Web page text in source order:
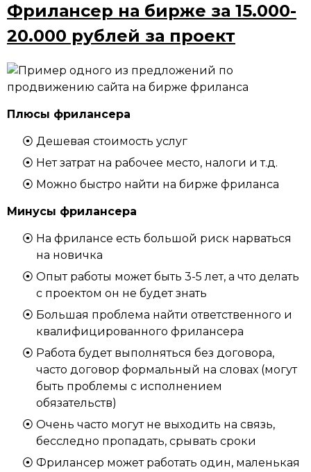
Фрилансер на бирже за 15.000-
20.000 рублей за проект
Плюсы фрилансера
Дешевая стоимость услуг
Нет затрат на рабочее место, налоги и т.д.
Можно быстро найти на бирже фриланса
Минусы фрилансера
На фрилансе есть большой риск нарваться
на новичка
Опыт работы может быть 3-5 лет, а что делать
с проектом он не будет знать
Большая проблема найти ответственного и
квалифицированного фрилансера
Работа будет выполняться без договора,
часто договор формальный на словах (могут
быть проблемы с исполнением
обязательств)
Очень часто могут не выходить на связь,
бесследно пропадать, срывать сроки
Фрилансер может работать один, маленькая